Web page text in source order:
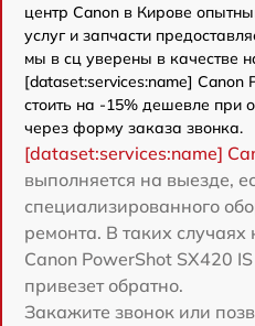
центр Canon в Кирове
услуг и запчасти
мы в сц уверены в качестве
[dataset:services:name] Canon
стоить на -15% дешевле при
через форму заказа звонка.
[dataset:services:name]
выполняется на выезде,
специализированного
ремонта. В таких
Canon PowerShot SX420
привезет обратно.
Закажите звонок или